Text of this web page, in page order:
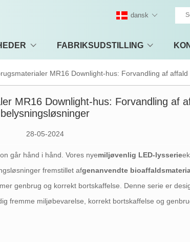
FABRIKSUDSTILLING
dansk
MR16 Downlight-hus: Forvandling af
MR16 Downlight-hus: Forvandling af
belysningsløsninger
28-05-2024
går hånd i hånd. Vores nyemiljøvenlig LED-lysserie
fremstillet afgenanvendte
genbrug og korrekt bortskaffelse. Denne serie er
fremme miljøbevarelse, korrekt bortskaffelse og